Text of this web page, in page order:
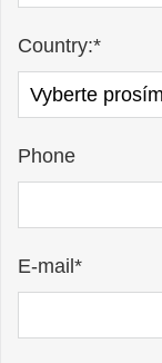
Country:*
Phone
E-mail*